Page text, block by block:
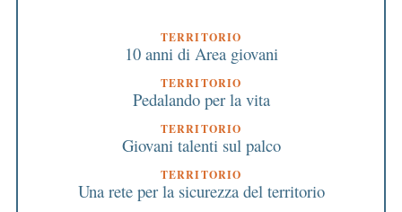
TERRITORIO
10 anni di Area giovani
TERRITORIO
Pedalando per la vita
TERRITORIO
Giovani talenti sul palco
TERRITORIO
Una rete per la sicurezza del territorio